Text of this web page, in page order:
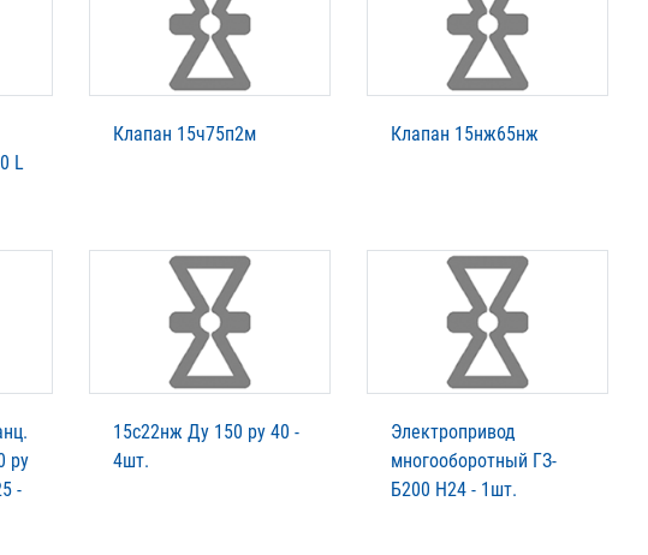
L
Клапан 15ч75п2м Клапан 15нж65нж
ру
-
15с22нж Ду 150 ру 40 -
4шт.
Электропривод
многооборотный ГЗ-
Б200 Н24 - 1шт.